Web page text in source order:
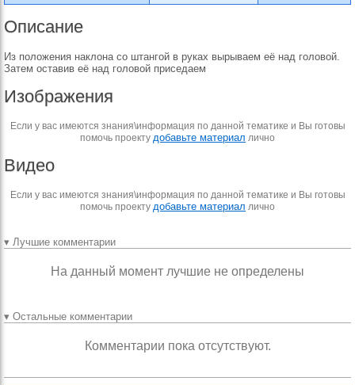
Описание
Из положения наклона со штангой в руках вырываем её над головой.
Затем оставив её над головой приседаем
Изображения
Если у вас имеются знания\информация по данной тематике и Вы готовы
помочь проекту добавьте материал лично
Видео
Если у вас имеются знания\информация по данной тематике и Вы готовы
помочь проекту добавьте материал лично
▾ Лучшие комментарии
На данный момент лучшие не определены
▾ Остальные комментарии
Комментарии пока отсутствуют.